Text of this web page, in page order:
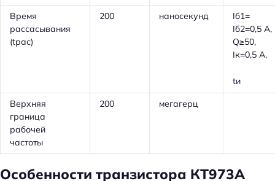
Время
рассасывания
(tрас)
200 наносекунд
Iб1=
Iб2=0,5 А,
Q≥50,
Iк=0,5 А,
tи
Верхняя
граница
рабочей
частоты
200 мегагерц
Особенности транзистора КТ973А